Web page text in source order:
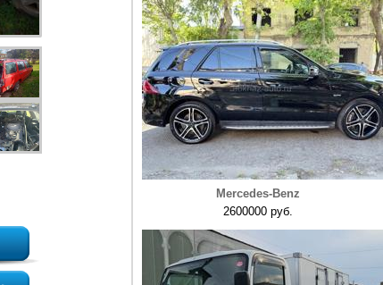
Mercedes-Benz
2600000 руб.